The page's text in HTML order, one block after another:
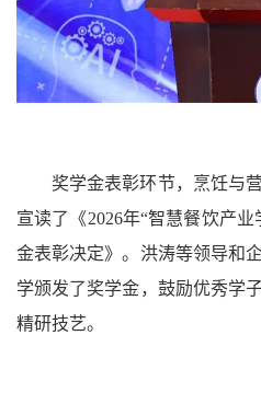
奖学金表彰环节，烹饪与
宣读了《2026年“智慧餐饮产
金表彰决定》。洪涛等领导和
学颁发了奖学金，鼓励优秀学
精研技艺。